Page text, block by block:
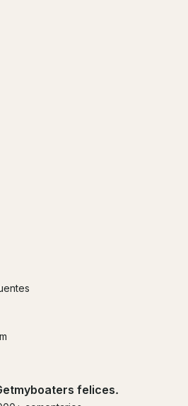
felices.